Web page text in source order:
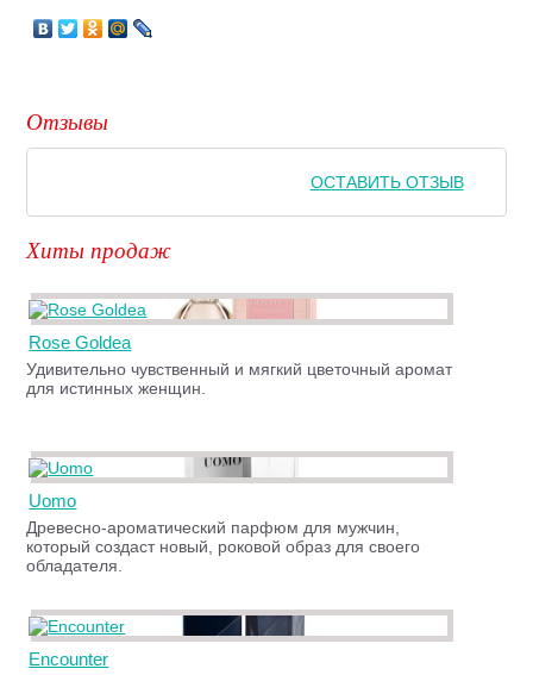
Отзывы
ОСТАВИТЬ ОТЗЫВ
Хиты продаж
Rose Goldea
Удивительно чувственный и мягкий цветочный аромат
для истинных женщин.
Uomo
Древесно-ароматический парфюм для мужчин,
который создаст новый, роковой образ для своего
обладателя.
Encounter